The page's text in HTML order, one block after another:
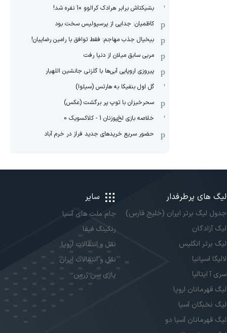
بشیکتاش برابر هرادک کرالوو 10 نفره شد!
کاظمیان: جدایی از پرسپولیس سخت بود
بیخیال جذب مهاجم: فقط توافق با رامین رضاییان!
مربی سابق میلان از دنیا رفت
پیروزی اروپایی آبی‌ها با گلزنی جانشین اللهیار
گل اول بنفیکا به هارتس (سیلوا)
سحرخیزان با توپ پر برگشت (عکس)
خلاصه بازی لخ‌پوزنان 1 - کلاکسویک 0
حضور سریع خریدهای جدید فراز در خرم آباد
لیگ های پرطرفدار
جدول لیگ برتر ایران (خلیج فارس)
لیگ آزادگان
لیگ برتر انگلیس
لالیگا اسپانیا
سری آ ایتالیا
لیگ قهرمانان اروپا
لیگ نخبگان آسیا
لیگ قهرمانان آسیا دو
سایر
جام ملت های آسیا
رنکینگ فیفا
نقل و انتقالات اروپا
نقل و انتقالات ایران
پاری سن ژرمن